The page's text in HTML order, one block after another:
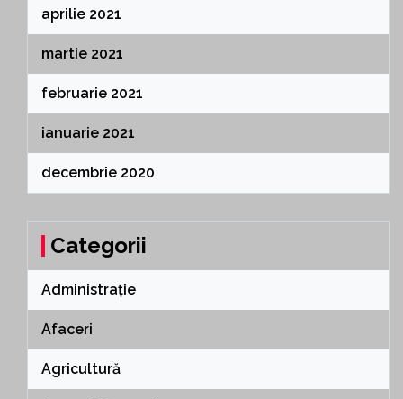
aprilie 2021
martie 2021
februarie 2021
ianuarie 2021
decembrie 2020
Categorii
Administrație
Afaceri
Agricultură